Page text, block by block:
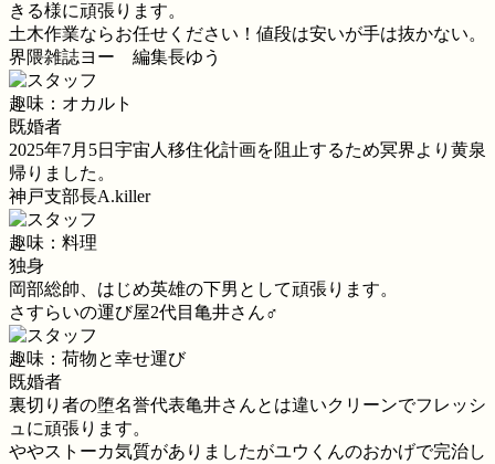
きる様に頑張ります。
土木作業ならお任せください！値段は安いが手は抜かない。
界隈雑誌ヨー 編集長ゆう
趣味：オカルト
既婚者
2025年7月5日宇宙人移住化計画を阻止するため冥界より黄泉
帰りました。
神戸支部長A.killer
趣味：料理
独身
岡部総帥、はじめ英雄の下男として頑張ります。
さすらいの運び屋2代目亀井さん♂
趣味：荷物と幸せ運び
既婚者
裏切り者の堕名誉代表亀井さんとは違いクリーンでフレッシ
ュに頑張ります。
ややストーカ気質がありましたがユウくんのおかげで完治し